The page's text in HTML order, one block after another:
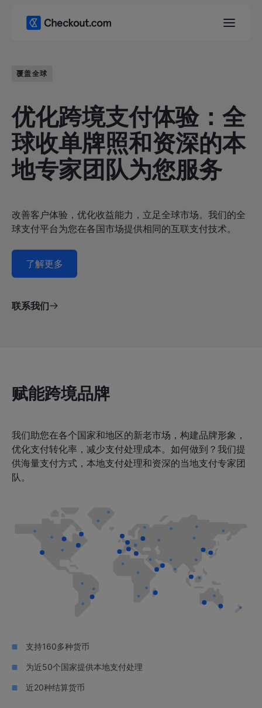
覆盖全球
优化跨境支付体验：全
球收单牌照和资深的本
地专家团队为您服务
改善客户体验，优化收益能力，立足全球市场。我们的全
球支付平台为您在各国市场提供相同的互联支付技术。
了解更多
联系我们
赋能跨境品牌
我们助您在各个国家和地区的新老市场，构建品牌形象，
优化支付转化率，减少支付处理成本。如何做到？我们提
供海量支付方式，本地支付处理和资深的当地支付专家团
队。
支持160多种货币
为近50个国家提供本地支付处理
近20种结算货币